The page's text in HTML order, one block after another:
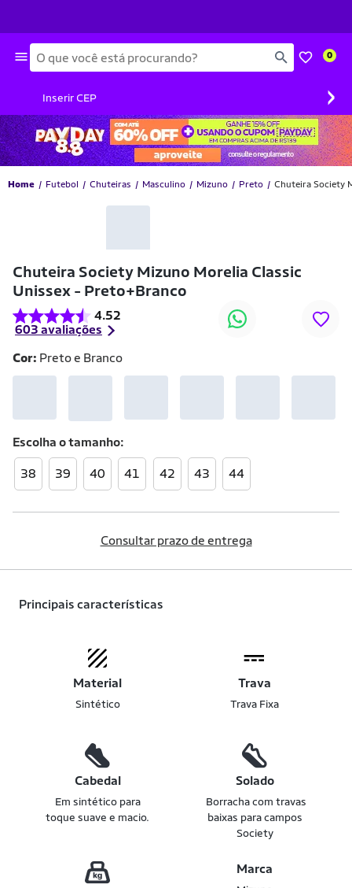
Busca 0
Inserir CEP ›
Home Futebol Chuteiras Masculino Mizuno Preto Chuteira Society
Chuteira Society Mizuno Morelia Classic
Unissex - Preto+Branco
4.52
603 avaliações
-34% OFF
Cor: Preto e Branco
Escolha otamanho
38 39 40 41 42 43 44
Consultar prazo de entrega
Principais características
Material
Sintético
Trava
Trava Fixa
Cabedal
Em sintético para
toque suave e macio.
Solado
Borracha com travas
baixas para campos
Society
Marca